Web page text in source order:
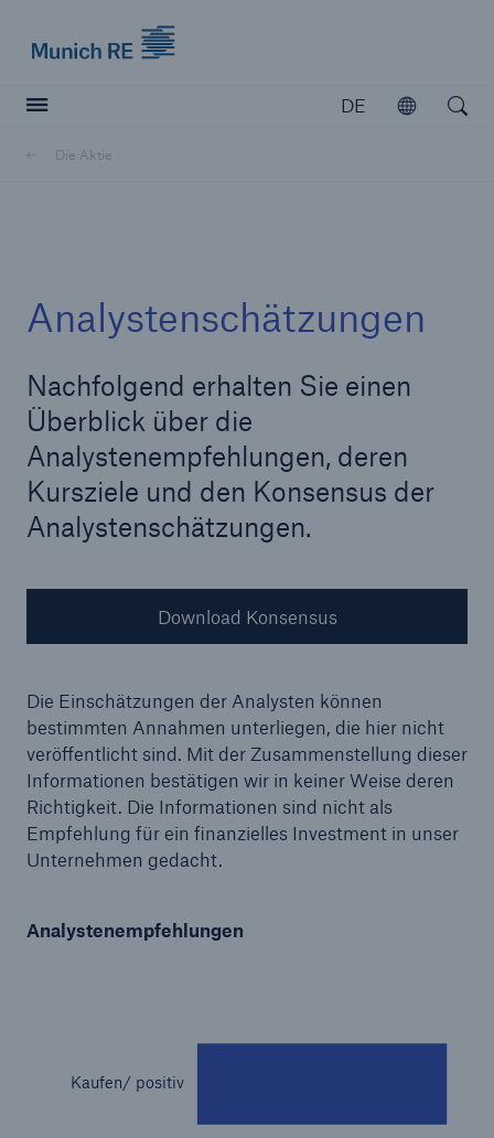
DE
Öffnen
Die Aktie
Analystenschätzungen
Nachfolgend erhalten Sie einen
Überblick über die
Analystenempfehlungen, deren
Kursziele und den Konsensus der
Analystenschätzungen.
Download Konsensus
Die Einschätzungen der Analysten können
bestimmten Annahmen unterliegen, die hier nicht
veröffentlicht sind. Mit der Zusammenstellung dieser
Informationen bestätigen wir in keiner Weise deren
Richtigkeit. Die Informationen sind nicht als
Empfehlung für ein finanzielles Investment in unser
Unternehmen gedacht.
Analystenempfehlungen
Reinsurance Property/Casualty
Marine Trend Radar 2025